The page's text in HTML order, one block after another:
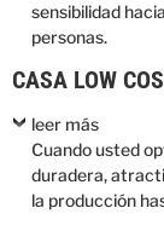
sensibilidad
personas.
CASA LOW
leer más
Cuando usted
duradera,
la producción